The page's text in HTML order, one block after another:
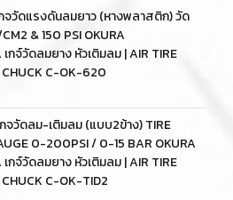
จวัดแรงดันลมยาว (หางพลาสติก) วัด
& 150 PSI OKURA
เกจ์วัดลมยาง หัวเติมลม | AIR TIRE
CHUCK C-OK-620
จวัดลม-เติมลม (แบบ2ข้าง) TIRE
0-200PSI / 0-15 BAR OKURA
เกจ์วัดลมยาง หัวเติมลม | AIR TIRE
C-OK-TID2